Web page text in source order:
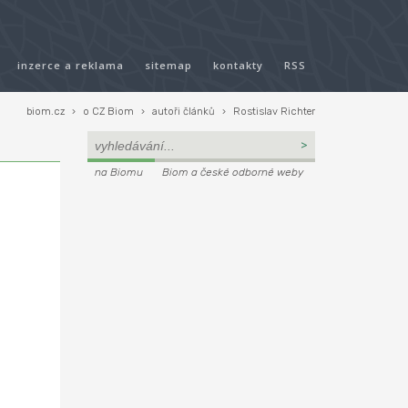
inzerce a reklama sitemap kontakty RSS
biom.cz › o CZ Biom › autoři článků › Rostislav Richter
na Biomu Biom a české odborné weby